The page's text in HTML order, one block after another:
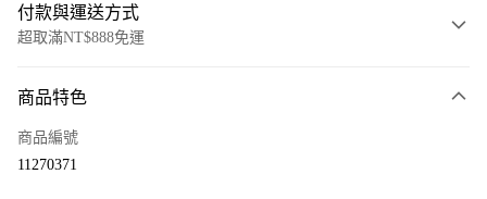
付款與運送方式
超取滿NT$888免運
信用卡一次付款
商品特色
商品編號
11270371